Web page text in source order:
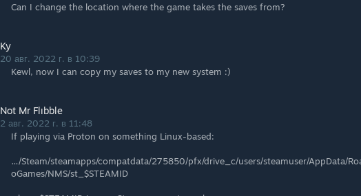
Can I change the location where the game takes the saves from?
Ky
20 авг. 2022 г. в 10:39
Kewl, now I can copy my saves to my new system :)
Not Mr Flıbble
2 авг. 2022 г. в 11:48
If playing via Proton on something Linux-based:
…/Steam/steamapps/compatdata/275850/pfx/drive_c/users/steamuser/AppData/
oGames/NMS/st_$STEAMID